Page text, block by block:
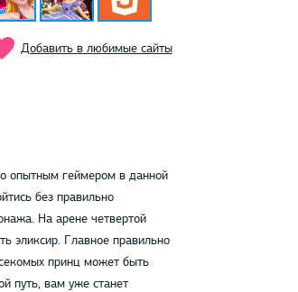
Добавить в любимые сайты
опытным геймером в данной
без правильно
На арене четвертой
эликсир. Главное правильно
принц может быть
путь, вам уже станет